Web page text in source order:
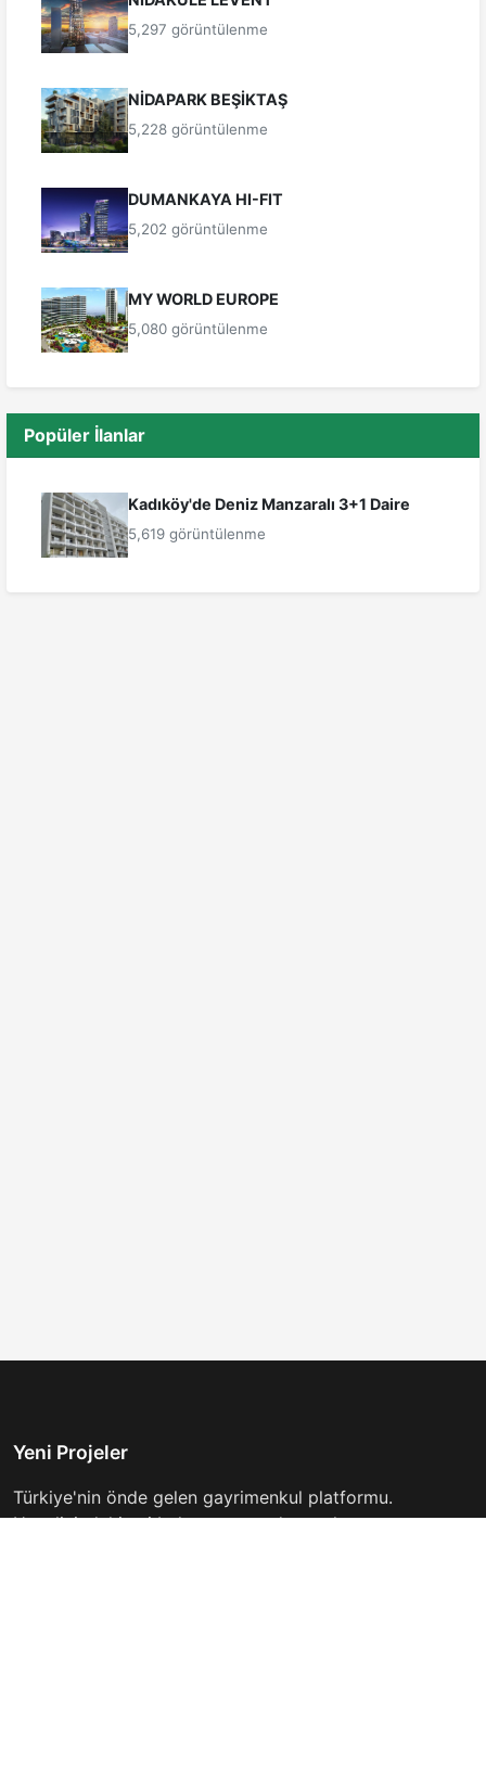
5,297 görüntülenme
NİDAPARK BEŞİKTAŞ
5,228 görüntülenme
DUMANKAYA HI-FIT
5,202 görüntülenme
MY WORLD EUROPE
5,080 görüntülenme
Popüler İlanlar
Kadıköy'de Deniz Manzaralı 3+1 Daire
5,619 görüntülenme
Yeni Projeler
Türkiye'nin önde gelen gayrimenkul platformu.
Hayalinizdeki evi bulmanıza yardımcı oluyoruz.